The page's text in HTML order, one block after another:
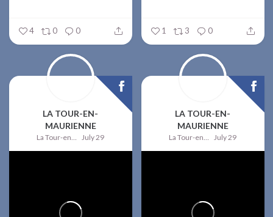
4 0 0 1 3 0
LA TOUR-EN-
MAURIENNE
La Tour-en-Maurienne July 29
LA TOUR-EN-
MAURIENNE
La Tour-en-Maurienne July 29